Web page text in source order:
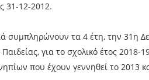
31-12-2012.
συμπληρώνουν τα 4 έτη, την 31η
για το σχολικό έτος 2018-
που έχουν γεννηθεί το 2013